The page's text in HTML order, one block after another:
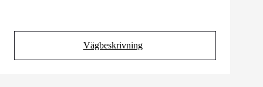
Vägbeskrivning
(Opens in new tab)